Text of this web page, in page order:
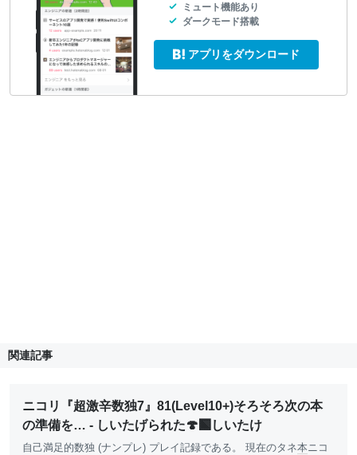
ミュート機能あり
ダークモード搭載
アプリをダウンロード
関連記事
ニコリ『超激辛数独7』81(Level10+)そろそろ次の本
の準備を… - しいたげられた🍄‍🟫しいたけ
自己満足的数独 (ナンプレ) プレイ記録である。 現在のタネ本ニコ